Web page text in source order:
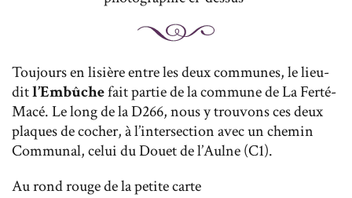
Toujours en lisière entre les deux communes, le lieu-
ditl’Embûchefait partie de la commune de La Ferté-
Macé. Le long de la D266, nous y trouvons ces deux
plaques de cocher, à l’intersection avec un chemin
Communal, celui du Douet de l’Aulne (C1).
Au rond rouge de la petite carte